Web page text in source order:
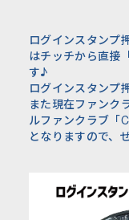
ログインスタンプ
はチッチから直接
す♪
ログインスタンプ
また現在ファンク
ルファンクラブ「
となりますので、